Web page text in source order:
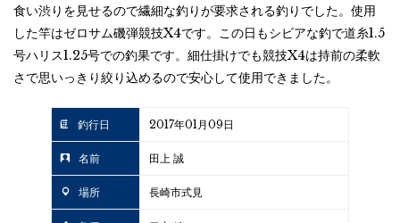
食い渋りを見せるので繊細な釣りが要求される釣りでした。使用
した竿はゼロサム磯弾競技X4です。この日もシビアな釣で道糸1.5
号ハリス1.25号での釣果です。細仕掛けでも競技X4は持前の柔軟
さで思いっきり絞り込めるので安心して使用できました。
釣行日 2017年01月09日
名前 田上 誠
場所 長崎市式見